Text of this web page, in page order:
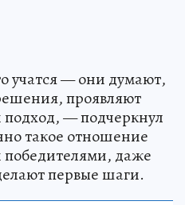
учатся — они думают,
проявляют
подход, — подчеркнул
такое отношение
даже
первые шаги.